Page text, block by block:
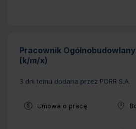
Pracownik Ogólnobudowlany
(k/m/x)
3 dni temu dodana przez PORR S.A.
Typ umowy:
Umowa o pracę